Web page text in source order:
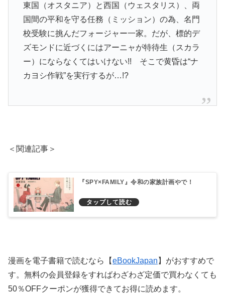
東国（オスタニア）と西国（ウェスタリス）、両
国間の平和を守る任務（ミッション）の為、名門
校受験に挑んだフォージャー一家。だが、標的デ
ズモンドに近づくにはアーニャが特待生（スカラ
ー）にならなくてはいけない!! そこで黄昏は“ナ
カヨシ作戦”を実行するが…!?
＜関連記事＞
『SPY×FAMILY』令和の家族計画やで！
漫画を電子書籍で読むなら【eBookJapan 】がおすすめで
す。無料の会員登録をすればわざわざ定価で買わなくても
50％OFFクーポンが獲得できてお得に読めます。